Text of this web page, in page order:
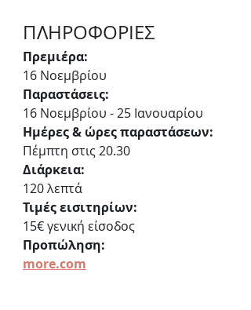
ΠΛΗΡΟΦΟΡΙΕΣ
Πρεμιέρα:
16 Νοεμβρίου
Παραστάσεις:
16 Νοεμβρίου - 25 Ιανουαρίου
Ημέρες & ώρες παραστάσεων:
Πέμπτη στις 20.30
Διάρκεια:
120 λεπτά
Τιμές εισιτηρίων:
15€ γενική είσοδος
Προπώληση:
more.com